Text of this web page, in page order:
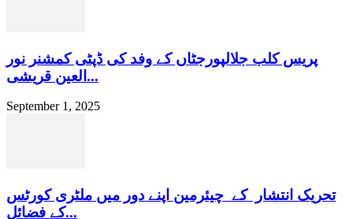
پریس کلب جلالپورجٹاں کے وفد کی ڈپٹی کمشنر نور
العین قریشی...
September 1, 2025
تحریک انتشار کے چیئرمین اپنے دور میں ملٹری کورٹس
کے فضائل...